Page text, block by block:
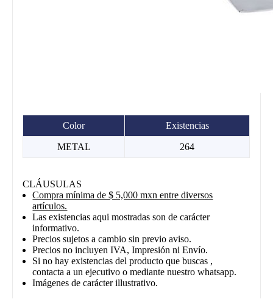
Color Existencias
METAL 264
CLÁUSULAS
Compra mínima de $ 5,000 mxn entre diversos
artículos.
Las existencias aqui mostradas son de carácter
informativo.
Precios sujetos a cambio sin previo aviso.
Precios no incluyen IVA, Impresión ni Envío.
Si no hay existencias del producto que buscas ,
contacta a un ejecutivo o mediante nuestro whatsapp.
Imágenes de carácter illustrativo.